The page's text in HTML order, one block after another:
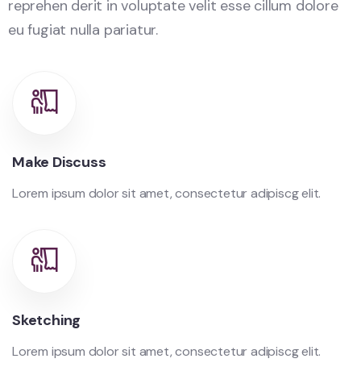
reprehen derit in voluptate velit esse cillum dolore
eu fugiat nulla pariatur.
Make Discuss
Lorem ipsum dolor sit amet, consectetur adipiscg elit.
Sketching
Lorem ipsum dolor sit amet, consectetur adipiscg elit.